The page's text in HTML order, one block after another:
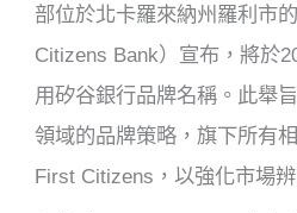
部位於北卡羅來納州羅利市
Citizens Bank）宣布，將於
用矽谷銀行品牌名稱。此舉
領域的品牌策略，旗下所有
First Citizens，以強化市場